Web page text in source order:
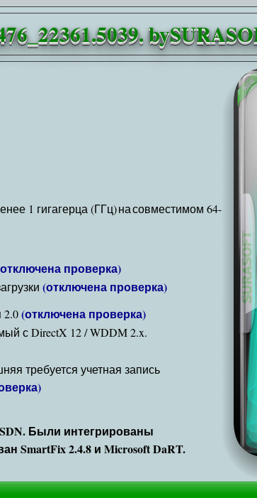
1 гигагерца (ГГц) на совместимом 64-
проверка)
(отключена проверка)
(отключена проверка)
с DirectX 12 / WDDM 2.x.
требуется учетная запись
Были интегрированы
SmartFix 2.4.8 и Microsoft DaRT.